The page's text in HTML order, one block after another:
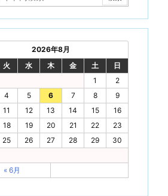
2026年8月
火 水 木 金 土
日
1
2
4 5 6 7 8
9
11 12 13 14 15
16
18 19 20 21 22
23
25 26 27 28 29
30
« 6月